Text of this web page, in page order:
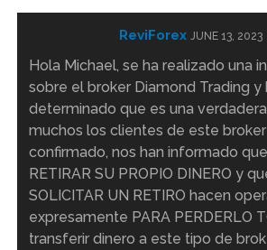
ReviForex JUNE 13, 2023
Hola Michael, se ha realizado una
sobre el broker Diamond Trading y
determinado que es una verdadera
muchos los clientes de este
confirmado, nos han informado
RETIRAR SU PROPIO DINERO y
SOLICITAR UN RETIRO hacen
expresamente PARA PERDERLO
transferir dinero a este tipo de